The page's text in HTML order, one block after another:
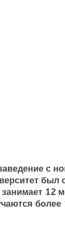
с
был
занимает 12
более